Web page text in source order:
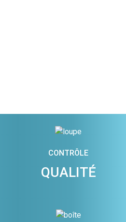
CONTRÔLE
QUALITÉ